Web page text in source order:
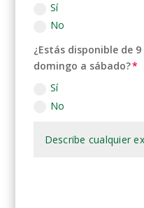
Sí
No
¿Estás disponible de
domingo a sábado?
Sí
No